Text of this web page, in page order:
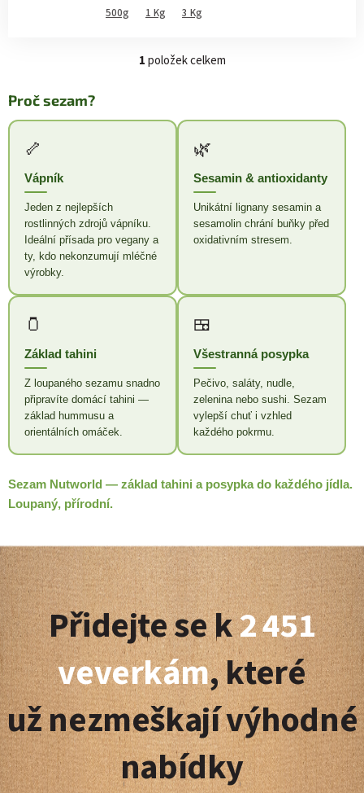
500g 1 Kg 3 Kg
O
d
p
1položek celkem
Proč sezam?
🦴
Vápník
Jeden z nejlepších
rostlinných zdrojů vápníku.
Ideální přísada pro vegany a
ty, kdo nekonzumují mléčné
výrobky.
🌿
Sesamin & antioxidanty
Unikátní lignany sesamin a
sesamolin chrání buňky před
oxidativním stresem.
🫙
Základ tahini
Z loupaného sezamu snadno
připravíte domácí tahini —
základ hummusu a
orientálních omáček.
🍱
Všestranná posypka
Pečivo, saláty, nudle,
zelenina nebo sushi. Sezam
vylepší chuť i vzhled
každého pokrmu.
Sezam Nutworld — základ tahini a posypka do každého jídla.
Loupaný, přírodní.
Z
á
p
a
t
í
Přidejte se k2 451
veverkám, které
už nezmeškají výhodné
nabídky